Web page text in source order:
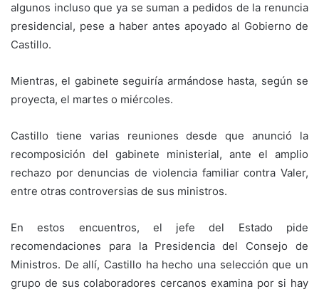
algunos incluso que ya se suman a pedidos de la renuncia
presidencial, pese a haber antes apoyado al Gobierno de
Castillo.
Mientras, el gabinete seguiría armándose hasta, según se
proyecta, el martes o miércoles.
Castillo tiene varias reuniones desde que anunció la
recomposición del gabinete ministerial, ante el amplio
rechazo por denuncias de violencia familiar contra Valer,
entre otras controversias de sus ministros.
En estos encuentros, el jefe del Estado pide
recomendaciones para la Presidencia del Consejo de
Ministros. De allí, Castillo ha hecho una selección que un
grupo de sus colaboradores cercanos examina por si hay